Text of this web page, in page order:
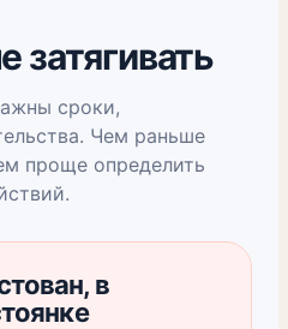
затягивать
сроки,
Чем раньше
проще определить
в